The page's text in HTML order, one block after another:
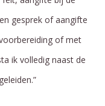
gesprek of aangifte
of met
ik volledig naast de